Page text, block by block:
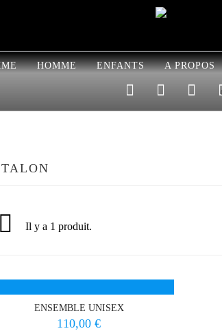
HOMME ENFANTS A PROPOS
Il y a 1 produit.
ENSEMBLE UNISEX
Prix
110,00 €